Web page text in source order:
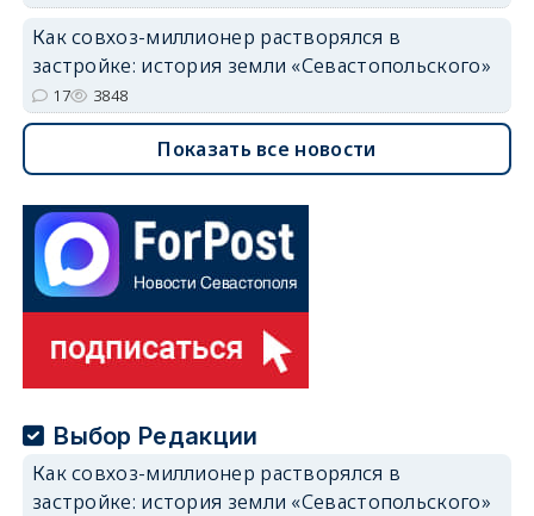
Как совхоз-миллионер растворялся в
застройке: история земли «Севастопольского»
17 3848
Показать все новости
Выбор Редакции
Как совхоз-миллионер растворялся в
застройке: история земли «Севастопольского»